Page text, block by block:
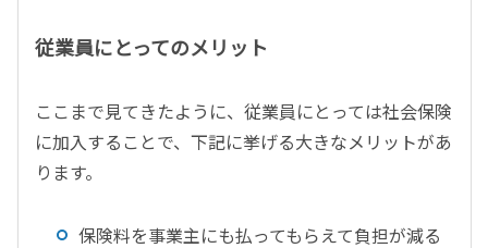
従業員にとってのメリット
ここまで見てきたように、従業員にとっては社会保険
に加入することで、下記に挙げる大きなメリットがあ
ります。
保険料を事業主にも払ってもらえて負担が減る